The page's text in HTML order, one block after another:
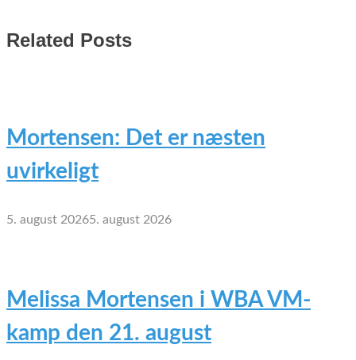
Related Posts
Mortensen: Det er næsten
uvirkeligt
5. august 20265. august 2026
Melissa Mortensen i WBA VM-
kamp den 21. august